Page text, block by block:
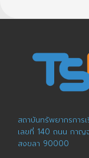
สถาบันทรัพยากรการ
เลขที่ 140 ถนน กาญ
สงขลา 90000